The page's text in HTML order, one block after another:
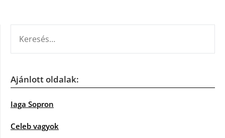
Ajánlott oldalak:
Iaga Sopron
Celeb vagyok